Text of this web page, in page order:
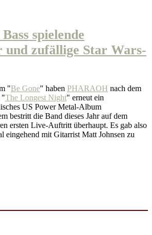
spielende
und zufällige Star Wars-
"Be Gone" haben PHARAOH nach dem
"The Longest Night" erneut ein
US Power Metal-Album
bestritt die Band dieses Jahr auf dem
ersten Live-Auftritt überhaupt. Es gab also
eingehend mit Gitarrist Matt Johnsen zu